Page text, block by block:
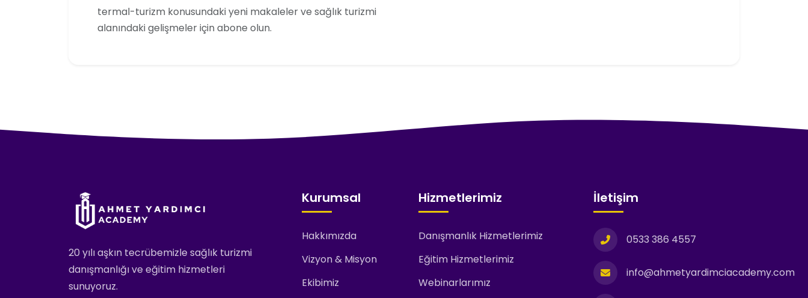
termal-turizm konusundaki yeni makaleler ve sağlık turizmi
alanındaki gelişmeler için abone olun.
20 yılı aşkın tecrübemizle sağlık turizmi
danışmanlığı ve eğitim hizmetleri
sunuyoruz.
Kurumsal
Hakkımızda
Vizyon & Misyon
Ekibimiz
Hizmetlerimiz
Danışmanlık Hizmetlerimiz
Eğitim Hizmetlerimiz
Webinarlarımız
İletişim
0533 386 4557
info@ahmetyardimciacademy.com